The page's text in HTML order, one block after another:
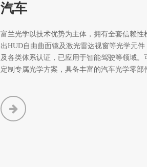
汽车
富兰光学以技术优势为主体，拥有全套信赖性
出HUD自由曲面镜及激光雷达视窗等光学元
及各类体系认证，已应用于智能驾驶等领域。
定制专属光学方案，具备丰富的汽车光学零部